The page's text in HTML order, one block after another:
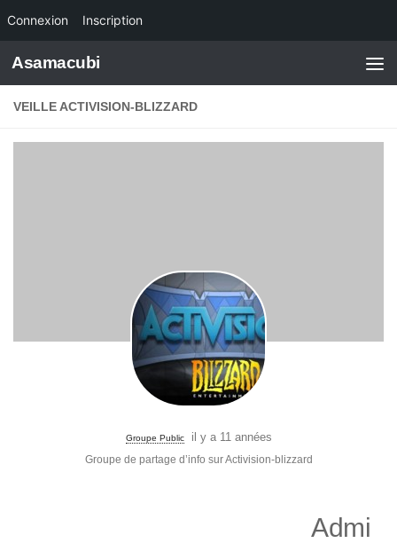
Connexion Inscription
Skip to content
Asamacubi
VEILLE ACTIVISION-BLIZZARD
Groupe Public il y a 11 années
Groupe de partage d’info sur Activision-blizzard
Admi